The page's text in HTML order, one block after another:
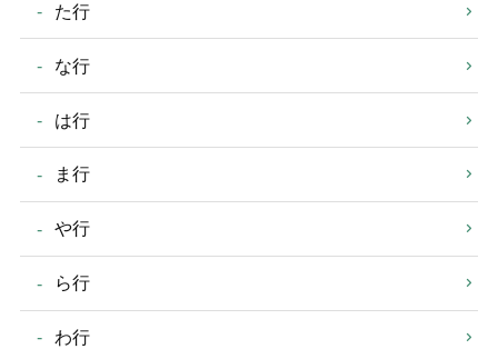
た行
な行
は行
ま行
や行
ら行
わ行